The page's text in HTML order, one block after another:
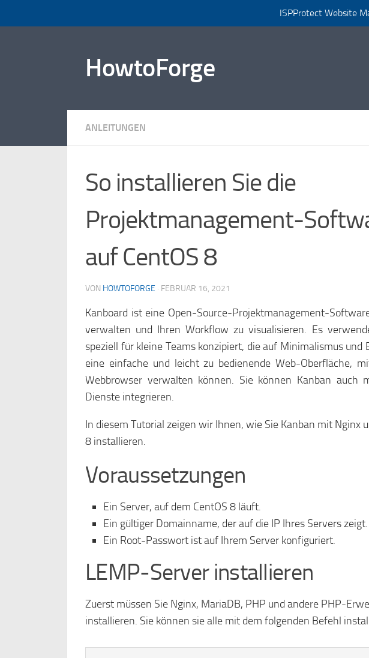
ISPProtect Website
HowtoForge
ANLEITUNGEN
So installieren Sie die
Projektmanagement-
auf CentOS 8
VON HOWTOFORGE · FEBRUAR 16, 2021
Kanboard ist eine Open-Source-Projektmanagement-
verwalten und Ihren Workflow zu visualisieren. Es
speziell für kleine Teams konzipiert, die auf Minimalismus
eine einfache und leicht zu bedienende Web-Oberfläche,
Webbrowser verwalten können. Sie können Kanban
Dienste integrieren.
In diesem Tutorial zeigen wir Ihnen, wie Sie Kanban mit Nginx
8 installieren.
Voraussetzungen
Ein Server, auf dem CentOS 8 läuft.
Ein gültiger Domainname, der auf die IP Ihres Servers zeigt.
Ein Root-Passwort ist auf Ihrem Server konfiguriert.
LEMP-Server installieren
Zuerst müssen Sie Nginx, MariaDB, PHP und andere PHP-
installieren. Sie können sie alle mit dem folgenden Befehl